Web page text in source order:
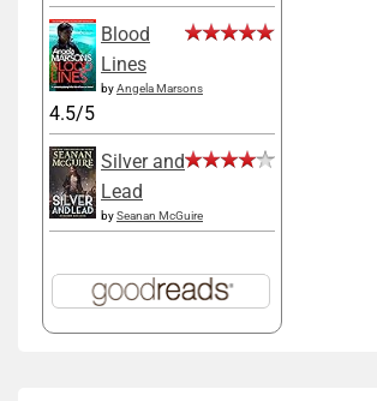
Blood
Lines
byAngela Marsons
4.5/5
Silver and
Lead
bySeanan McGuire